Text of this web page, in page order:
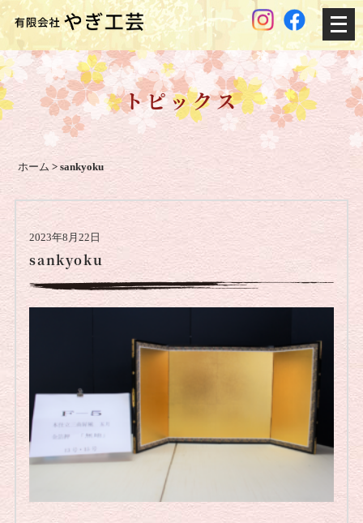
メ
ニ
ー
トピックス
ホーム >sankyoku
2023年8月22日
sankyoku